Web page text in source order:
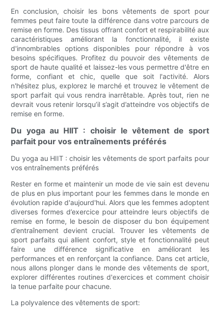
En conclusion, choisir les bons vêtements de sport pour
femmes peut faire toute la différence dans votre parcours de
remise en forme. Des tissus offrant confort et respirabilité aux
caractéristiques améliorant la fonctionnalité, il existe
d'innombrables options disponibles pour répondre à vos
besoins spécifiques. Profitez du pouvoir des vêtements de
sport de haute qualité et laissez-les vous permettre d'être en
forme, confiant et chic, quelle que soit l'activité. Alors
n'hésitez plus, explorez le marché et trouvez le vêtement de
sport parfait qui vous rendra inarrêtable. Après tout, rien ne
devrait vous retenir lorsqu’il s’agit d’atteindre vos objectifs de
remise en forme.
Du yoga au HIIT : choisir le vêtement de sport
parfait pour vos entraînements préférés
Du yoga au HIIT : choisir les vêtements de sport parfaits pour
vos entraînements préférés
Rester en forme et maintenir un mode de vie sain est devenu
de plus en plus important pour les femmes dans le monde en
évolution rapide d'aujourd'hui. Alors que les femmes adoptent
diverses formes d’exercice pour atteindre leurs objectifs de
remise en forme, le besoin de disposer du bon équipement
d’entraînement devient crucial. Trouver les vêtements de
sport parfaits qui allient confort, style et fonctionnalité peut
faire une différence significative en améliorant les
performances et en renforçant la confiance. Dans cet article,
nous allons plonger dans le monde des vêtements de sport,
explorer différentes routines d'exercices et comment choisir
la tenue parfaite pour chacune.
La polyvalence des vêtements de sport: